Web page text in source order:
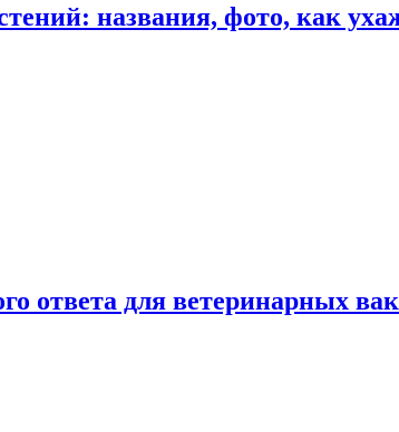
названия, фото, как
ответа для ветеринарных